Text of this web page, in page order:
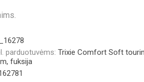
parduotuvėms: Trixie Comfort Soft
fuksija